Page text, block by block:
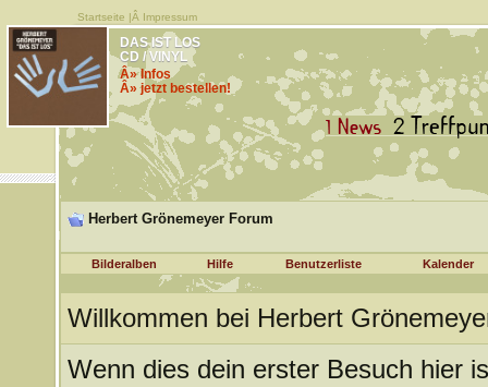
Startseite |Â Impressum
DAS IST LOS
CD / VINYL
Â» Infos
Â» jetzt bestellen!
Herbert Grönemeyer Forum
Bilderalben Hilfe Benutzerliste Kalender
Willkommen bei Herbert
Wenn dies dein erster Besuch hier